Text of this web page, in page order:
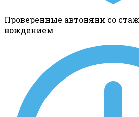
Проверенные автоняни со
вождением